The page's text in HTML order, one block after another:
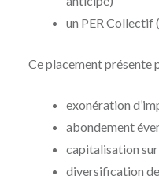
un PER Collectif
Ce placement présente
exonération
abondement
capitalisation
diversification